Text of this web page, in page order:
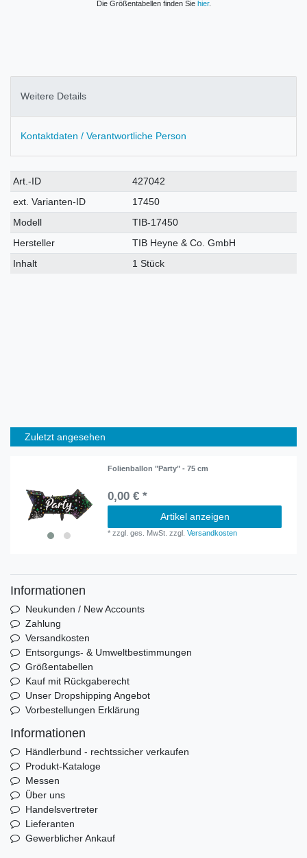
Die Größentabellen finden Sie hier.
Weitere Details
Kontaktdaten / Verantwortliche Person
Technisches
Merkmal
Wert
Art.-ID
427042
ext. Varianten-ID
17450
Modell
TIB-17450
Hersteller
TIB Heyne & Co. GmbH
Inhalt
1 Stück
Zuletzt angesehen
Folienballon "Party" - 75 cm
0,00 € *
Artikel anzeigen
*zzgl. ges. MwSt. zzgl.Versandkosten
Informationen
Neukunden / New Accounts
Zahlung
Versandkosten
Entsorgungs- & Umweltbestimmungen
Größentabellen
Kauf mit Rückgaberecht
Unser Dropshipping Angebot
Vorbestellungen Erklärung
Informationen
Händlerbund - rechtssicher verkaufen
Produkt-Kataloge
Messen
Über uns
Handelsvertreter
Lieferanten
Gewerblicher Ankauf